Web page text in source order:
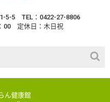
5-5
TEL：0422-27-8806
00
定休日：木日祝
ん健康館